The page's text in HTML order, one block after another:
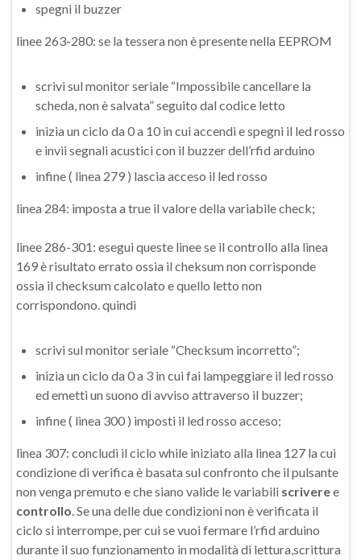
spegni il buzzer
linee 263-280: se la tessera non è presente nella EEPROM
scrivi sul monitor seriale “Impossibile cancellare la
scheda, non è salvata” seguito dal codice letto
inizia un ciclo da 0 a 10 in cui accendi e spegni il led rosso
e invii segnali acustici con il buzzer dell’rfid arduino
infine ( linea 279 ) lascia acceso il led rosso
linea 284: imposta a true il valore della variabile check;
linee 286-301: esegui queste linee se il controllo alla linea
169 è risultato errato ossia il cheksum non corrisponde
ossia il checksum calcolato e quello letto non
corrispondono. quindi
scrivi sul monitor seriale “Checksum incorretto”;
inizia un ciclo da 0 a 3 in cui fai lampeggiare il led rosso
ed emetti un suono di avviso attraverso il buzzer;
infine ( linea 300 ) imposti il led rosso acceso;
linea 307: concludi il ciclo while iniziato alla linea 127 la cui
condizione di verifica è basata sul confronto che il pulsante
non venga premuto e che siano valide le variabili scriveree
controllo. Se una delle due condizioni non è verificata il
ciclo si interrompe, per cui se vuoi fermare l’rfid arduino
durante il suo funzionamento in modalità di lettura,scrittura